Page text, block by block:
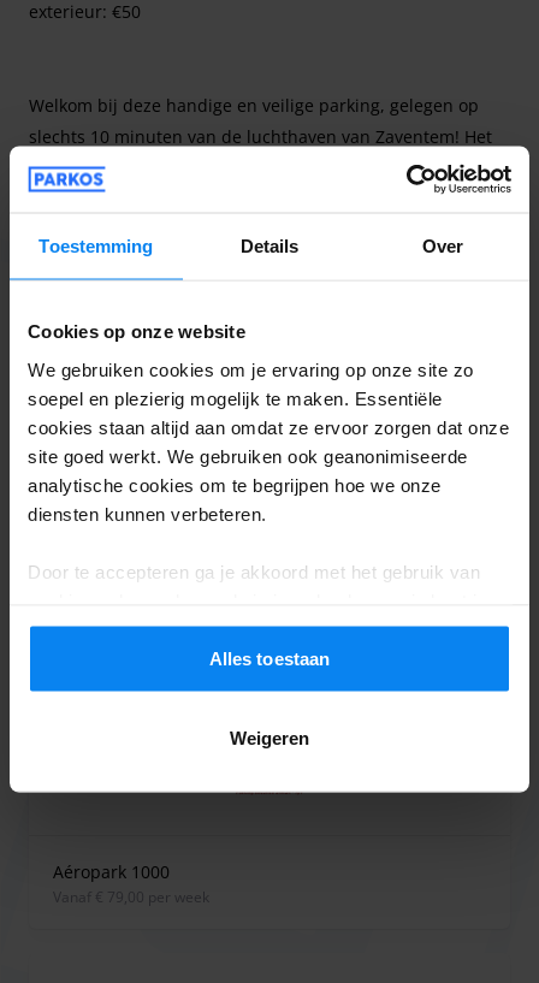
Toestemming Details Over
Cookies op onze website
We gebruiken cookies om je ervaring op onze site zo
soepel en plezierig mogelijk te maken. Essentiële
cookies staan altijd aan omdat ze ervoor zorgen dat onze
site goed werkt. We gebruiken ook geanonimiseerde
analytische cookies om te begrijpen hoe we onze
diensten kunnen verbeteren.
Door te accepteren ga je akkoord met het gebruik van
instellingen op elk moment aanpassen. Bekijk voor alle
Privacybeleid.
Alles toestaan
Weigeren
exterieur: €50
Welkom bij deze handige en veilige parking, gelegen op
slechts 10 minuten van de luchthaven van Zaventem! Het
biedt een stressvrije parkeeroplossing voor uw reizen.
Betegelde buitenparking: een grote betegelde
biedt voor uw voertuig. Enkele shuttle: Het bedrijf beheert
vooraf: Je kunt je parkeerplaats tot 12 uur van tevoren
Voorzieningen ter plaatse: Blijf verbonden met gratis Wi-Fi
en maak gebruik van de schone toiletten tijdens je bezoek.
merchant.contact-details
budgetparkingbrussels@gmail.com
0032 456 96 01 33
Ondernemingsnummer:
BE1025.977.413
Parkings bij Zaventem
Aéropark 1000
vanaf € 79,00 per week